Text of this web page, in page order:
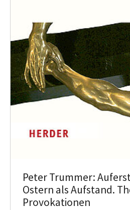
Peter Trummer:
Ostern als Aufstand.
Provokationen